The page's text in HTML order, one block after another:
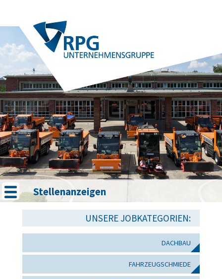
Stellenanzeigen
UNSERE JOBKATEGORIEN:
DACHBAU
FAHRZEUGSCHMIEDE